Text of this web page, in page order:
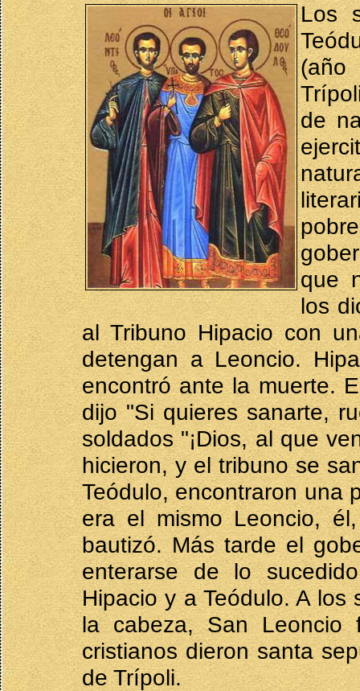
Los
(año
de
que
los
al Tribuno Hipacio con
detengan a Leoncio.
encontró ante la muerte.
dijo "Si quieres sanarte,
soldados "¡Dios, al que
hicieron, y el tribuno se
Teódulo, encontraron una
era el mismo Leoncio,
bautizó. Más tarde el
enterarse de lo
Hipacio y a Teódulo. A los
la cabeza, San Leoncio
cristianos dieron santa
de Trípoli.